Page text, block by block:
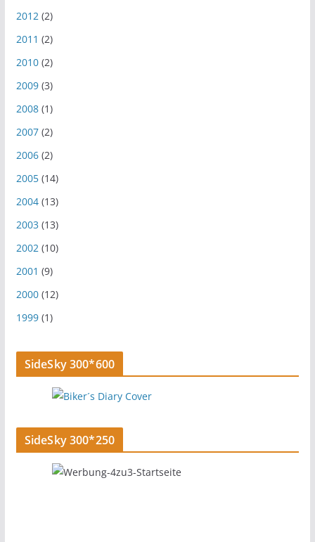
2012(2)
2011 (2)
2010(2)
2009(3)
2008(1)
2007(2)
2006(2)
2005(14)
2004(13)
2003 (13)
2002(10)
2001 (9)
2000(12)
1999(1)
SideSky 300*600
SideSky 300*250